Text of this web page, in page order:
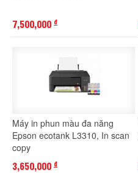
7,500,000 đ
Máy in phun màu đa năng
Epson ecotank L3310, In scan
copy
3,650,000 đ